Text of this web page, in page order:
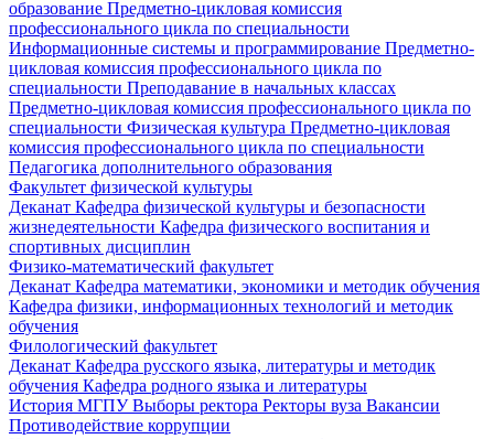
образование Предметно-цикловая комиссия
профессионального цикла по специальности
Информационные системы и программирование Предметно-
цикловая комиссия профессионального цикла по
специальности Преподавание в начальных классах
Предметно-цикловая комиссия профессионального цикла по
специальности Физическая культура Предметно-цикловая
комиссия профессионального цикла по специальности
Педагогика дополнительного образования
Факультет физической культуры
Деканат Кафедра физической культуры и безопасности
жизнедеятельности Кафедра физического воспитания и
спортивных дисциплин
Физико-математический факультет
Деканат Кафедра математики, экономики и методик обучения
Кафедра физики, информационных технологий и методик
обучения
Филологический факультет
Деканат Кафедра русского языка, литературы и методик
обучения Кафедра родного языка и литературы
История МГПУВыборы ректора Ректоры вуза Вакансии
Противодействие коррупции